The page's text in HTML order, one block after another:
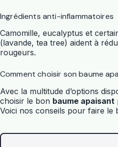
Ingrédients anti-inflammatoires
Camomille, eucalyptus et
(lavande, tea tree) aident à
rougeurs.
Comment choisir son baume
Avec la multitude d’options
choisir le bon baume apaisant
Voici nos conseils pour faire le